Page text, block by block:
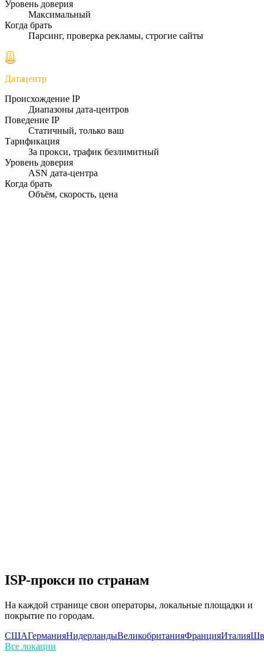
Уровень доверия
Максимальный
Когда брать
Парсинг, проверка рекламы, строгие сайты
Датацентр
Происхождение IP
Диапазоны дата-центров
Поведение IP
Статичный, только ваш
Тарификация
За прокси, трафик безлимитный
Уровень доверия
ASN дата-центра
Когда брать
Объём, скорость, цена
ISP-прокси по странам
На каждой странице свои операторы, локальные площадки и
покрытие по городам.
СШАГерманияНидерландыВеликобританияФранцияИталия
Все локации